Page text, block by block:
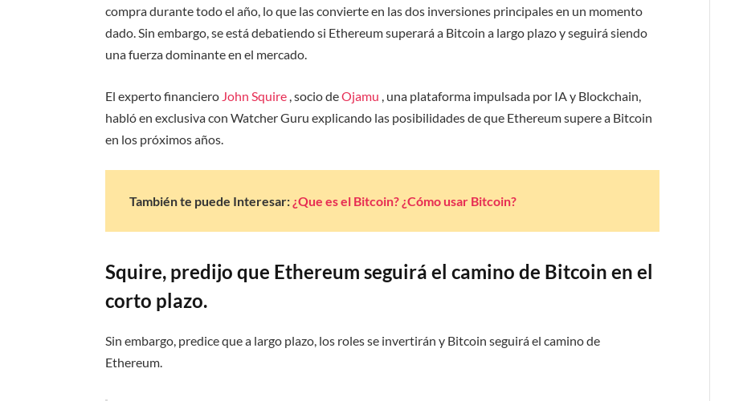
compra durante todo el año, lo que las convierte en las dos inversiones principales en un momento
dado. Sin embargo, se está debatiendo si Ethereum superará a Bitcoin a largo plazo y seguirá siendo
una fuerza dominante en el mercado.
El experto financiero John Squire , socio deOjamu , una plataforma impulsada por IA y Blockchain,
habló en exclusiva con Watcher Guru explicando las posibilidades de que Ethereum supere a Bitcoin
en los próximos años.
También te puede Interesar: ¿Que es el Bitcoin? ¿Cómo usar Bitcoin?
Squire, predijo que Ethereum seguirá el camino de Bitcoin en el
corto plazo.
Sin embargo, predice que a largo plazo, los roles se invertirán y Bitcoin seguirá el camino de
Ethereum.